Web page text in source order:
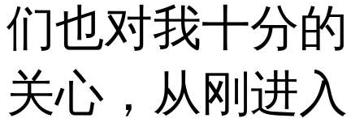
们也对我十分的
关心，从刚进入